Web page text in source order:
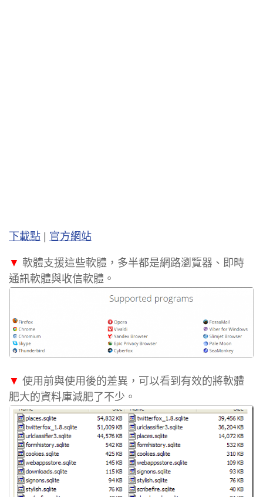
下載點 | 官方網站
▼ 軟體支援這些軟體，多半都是網路瀏覽器、即時
通訊軟體與收信軟體。
▼ 使用前與使用後的差異，可以看到有效的將軟體
肥大的資料庫減肥了不少。